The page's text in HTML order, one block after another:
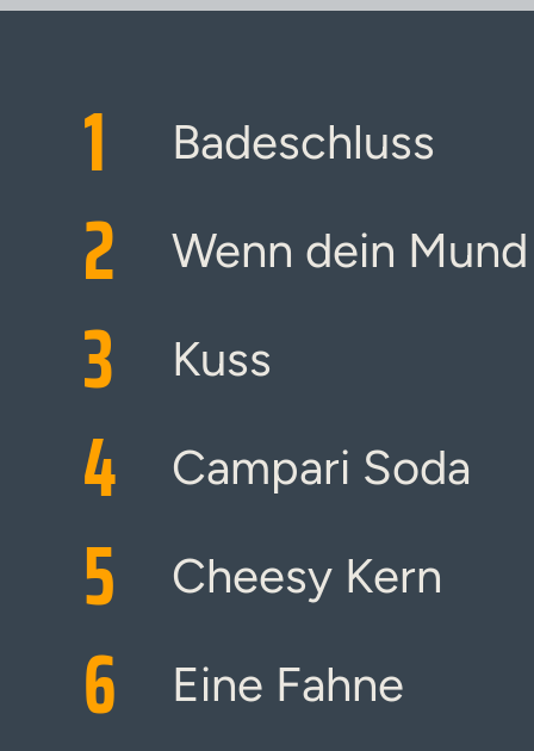
1 Badeschluss
2 Wenn dein
3 Kuss
4 Campari Soda
5 Cheesy Kern
6 Eine Fahne